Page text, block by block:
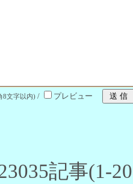
8文字以内) / プレビュー
記事(1-